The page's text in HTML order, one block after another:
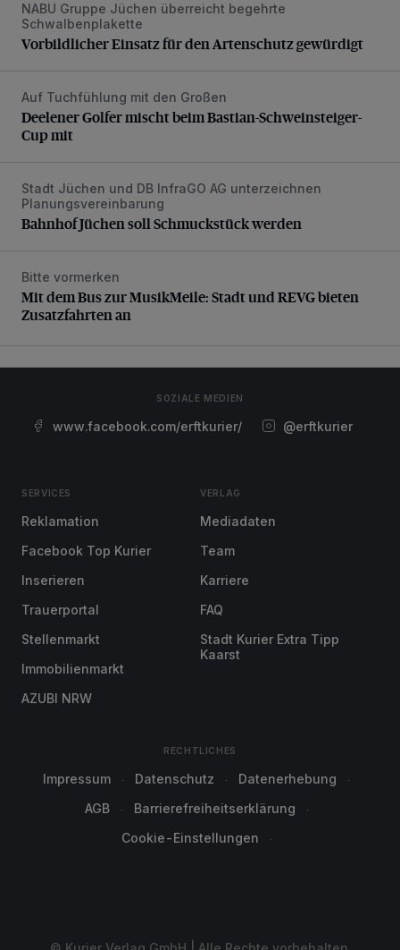
Vorbildlicher Einsatz für den Artenschutz gewürdigt
NABU Gruppe Jüchen überreicht begehrte
Schwalbenplakette
Vorbildlicher Einsatz für den Artenschutz gewürdigt
Deelener Golfer mischt beim Bastian-Schweinsteiger-
Auf Tuchfühlung mit den Großen
Deelener Golfer mischt beim Bastian-Schweinsteiger-
Cup mit
Bahnhof Jüchen soll Schmuckstück werden
Stadt Jüchen und DB InfraGO AG unterzeichnen
Planungsvereinbarung
Bahnhof Jüchen soll Schmuckstück werden
Mit dem Bus zur MusikMeile: Stadt und REVG bieten
Bitte vormerken
Mit dem Bus zur MusikMeile: Stadt und REVG bieten
Zusatzfahrten an
SOZIALE MEDIEN
www.facebook.com/erftkurier/ @erftkurier
SERVICES
Reklamation
Facebook Top Kurier
Inserieren
Trauerportal
Stellenmarkt
Immobilienmarkt
AZUBI NRW
VERLAG
Mediadaten
Team
Karriere
FAQ
Stadt Kurier Extra Tipp
Kaarst
RECHTLICHES
Impressum Datenschutz
Datenerhebung
AGB
Barrierefreiheitserklärung
Cookie-Einstellungen